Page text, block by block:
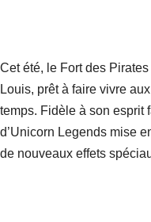
Cet été, le Fort des
Louis, prêt à faire vivre
temps. Fidèle à son esprit
d’Unicorn Legends mise
de nouveaux effets